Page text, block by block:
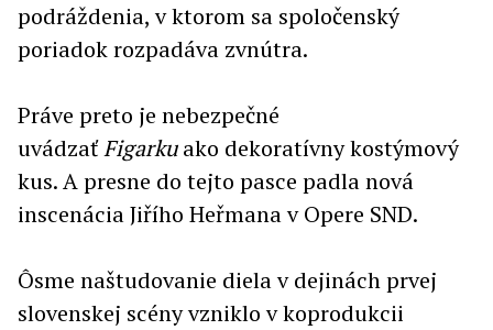
podráždenia, v ktorom sa spoločenský
poriadok rozpadáva zvnútra.
Práve preto je nebezpečné
uvádzaťFigarkuako dekoratívny kostýmový
kus. A presne do tejto pasce padla nová
inscenácia Jiřího Heřmana v Opere SND.
Ôsme naštudovanie diela v dejinách prvej
slovenskej scény vzniklo v koprodukcii